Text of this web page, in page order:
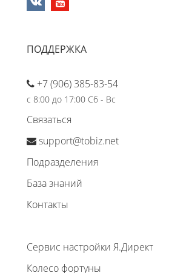
ПОДДЕРЖКА
+7 (906) 385-83-54
с 8:00 до 17:00 Сб - Вс
Связаться
support@tobiz.net
Подразделения
База знаний
Контакты
Сервис настройки Я.Директ
Колесо фортуны